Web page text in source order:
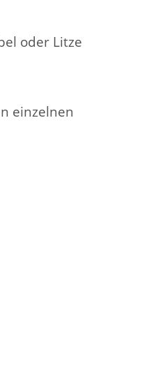
oder Litze
einzelnen